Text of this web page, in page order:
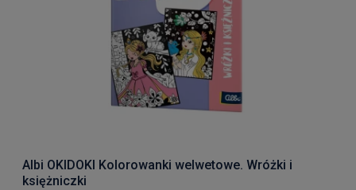
Albi OKIDOKI Kolorowanki welwetowe. Wróżki i
księżniczki